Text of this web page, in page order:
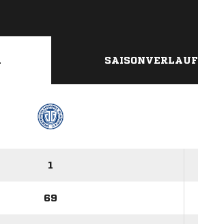
SAISONVERLAUF
1
69